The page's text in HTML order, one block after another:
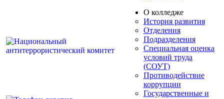
О колледже
История развития
Отделения
Подразделения
Специальная оценка
условий труда
(СОУТ)
Противодействие
коррупции
Государственные и